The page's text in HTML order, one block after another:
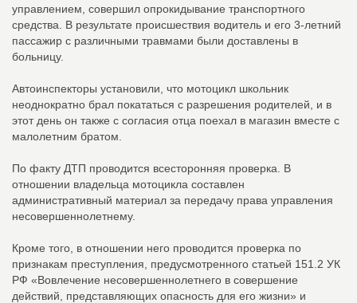
управлением, совершил опрокидывание транспортного
средства. В результате происшествия водитель и его 3-летний
пассажир с различными травмами были доставлены в
больницу.
Автоинспекторы установили, что мотоцикл школьник
неоднократно брал покататься с разрешения родителей, и в
этот день он также с согласия отца поехал в магазин вместе с
малолетним братом.
По факту ДТП проводится всесторонняя проверка. В
отношении владельца мотоцикла составлен
административный материал за передачу права управления
несовершеннолетнему.
Кроме того, в отношении него проводится проверка по
признакам преступления, предусмотренного статьей 151.2 УК
РФ «Вовлечение несовершеннолетнего в совершение
действий, представляющих опасность для его жизни» и